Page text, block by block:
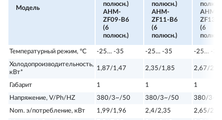
Модель
полюсн.)
AHM-
ZF09-В6
(6
полюсн.)
полюсн.)
AHM-
ZF11-В6
(6
полюсн.)
AHM-
ZF13-
(6
Температурный режим, ºС -25… -35 -25… -35
-25… -35
Холодопроизводительность,
кВт*
1,87/1,47 2,35/1,85 2,67/
Габарит 1 1
1
Напряжение, V/Ph/HZ
380/3~/50 380/3~/50
380/3~/
Nom. э/потребление, кВт
1,99/1,96 2,4/2,35
2,65/